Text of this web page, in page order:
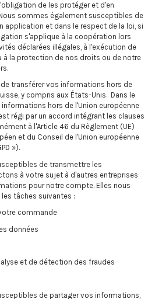
de les protéger et d'en
sommes également susceptibles de
application et dans le respect de la loi, si
s'applique à la coopération lors
déclarées illégales, à l'exécution de
à la protection de nos droits ou de notre
transférer vos informations hors de
y compris aux États-Unis. Dans le
hors de l'Union européenne
régi par un accord intégrant les clauses
à l'Article 46 du Règlement (UE)
et du Conseil de l'Union européenne
»).
de transmettre les
à votre sujet à d'autres entreprises
pour notre compte. Elles nous
tâches suivantes :
commande
données
et de détection des fraudes
de partager vos informations,